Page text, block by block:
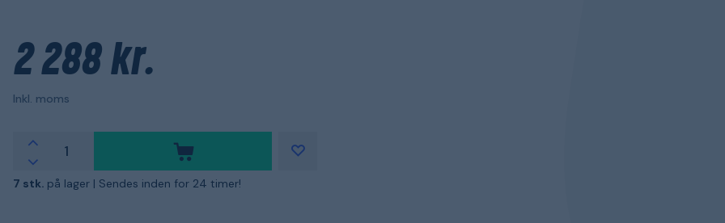
2 288 kr.
Inkl. moms
7 stk. på lager | Sendes inden for 24 timer!